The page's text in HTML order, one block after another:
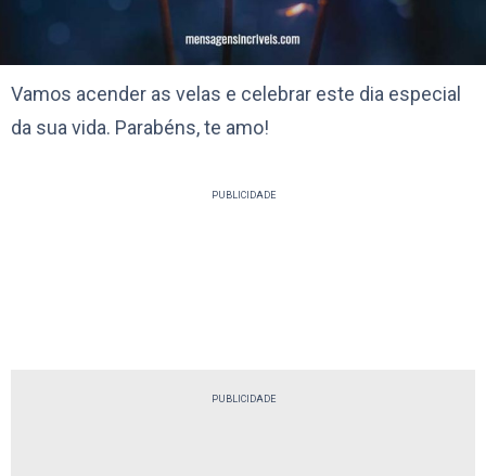
Vamos acender as velas e celebrar este dia especial
da sua vida. Parabéns, te amo!
PUBLICIDADE
PUBLICIDADE